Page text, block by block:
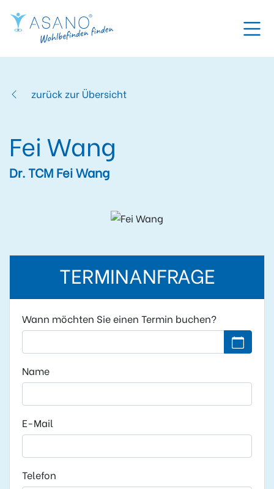
zurück zur Übersicht
Fei Wang
Dr. TCM Fei Wang
TERMINANFRAGE
Wann möchten Sie einen Termin buchen?
Kein
Name
E-Mail
Telefon